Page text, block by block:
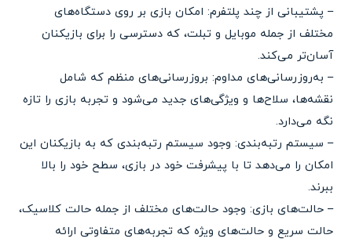
– پشتیبانی از چند پلتفرم: امکان بازی بر روی دستگاه‌های
مختلف از جمله موبایل و تبلت، که دسترسی را برای بازیکنان
آسان‌تر می‌کند.
– به‌روزرسانی‌های مداوم: بروزرسانی‌های منظم که شامل
نقشه‌ها، سلاح‌ها و ویژگی‌های جدید می‌شود و تجربه بازی را تازه
نگه می‌دارد.
– سیستم رتبه‌بندی: وجود سیستم رتبه‌بندی که به بازیکنان این
امکان را می‌دهد تا با پیشرفت خود در بازی، سطح خود را بالا
ببرند.
– حالت‌های بازی: وجود حالت‌های مختلف از جمله حالت کلاسیک،
حالت سریع و حالت‌های ویژه که تجربه‌های متفاوتی ارائه